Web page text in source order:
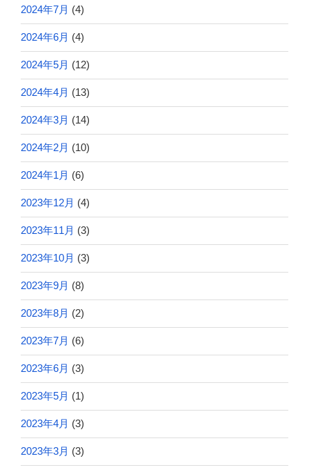
2024年7月 (4)
2024年6月 (4)
2024年5月 (12)
2024年4月 (13)
2024年3月 (14)
2024年2月 (10)
2024年1月 (6)
2023年12月 (4)
2023年11月 (3)
2023年10月 (3)
2023年9月 (8)
2023年8月 (2)
2023年7月 (6)
2023年6月 (3)
2023年5月 (1)
2023年4月 (3)
2023年3月 (3)